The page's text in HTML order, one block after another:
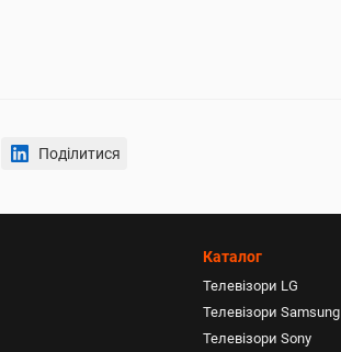
Поділитися
Каталог
Телевізори LG
Телевізори Samsung
Телевізори Sony